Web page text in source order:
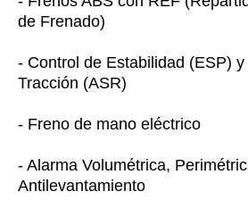
de Frenado)
- Control de Estabilidad (ESP)
Tracción (ASR)
- Freno de mano eléctrico
- Alarma Volumétrica,
Antilevantamiento